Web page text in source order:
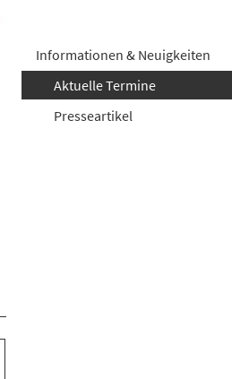
Informationen & Neuigkeiten
Aktuelle Termine
Presseartikel